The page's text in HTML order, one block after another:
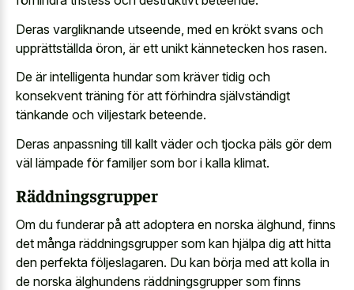
Deras vargliknande utseende, med en krökt svans och
upprättställda öron, är ett unikt kännetecken hos rasen.
De är intelligenta hundar som kräver tidig och
konsekvent träning för att förhindra självständigt
tänkande och viljestark beteende.
Deras anpassning till kallt väder och tjocka päls gör dem
väl lämpade för familjer som bor i kalla klimat.
Räddningsgrupper
Om du funderar på att adoptera en norska älghund, finns
det många räddningsgrupper som kan hjälpa dig att hitta
den perfekta följeslagaren. Du kan börja med att kolla in
de norska älghundens räddningsgrupper som finns